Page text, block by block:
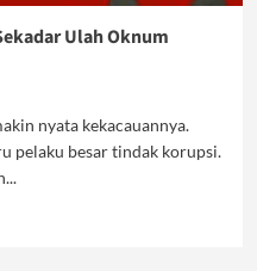
Ulah Oknum
nyata kekacauannya.
pelaku besar tindak korupsi.